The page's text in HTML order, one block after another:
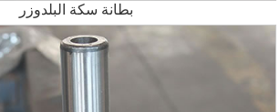
بطانة سكة البلدوزر